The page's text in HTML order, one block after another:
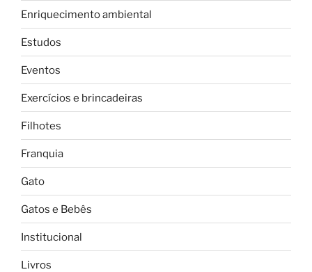
Enriquecimento ambiental
Estudos
Eventos
Exercícios e brincadeiras
Filhotes
Franquia
Gato
Gatos e Bebês
Institucional
Livros